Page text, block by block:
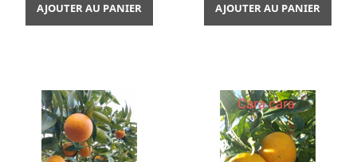
AJOUTER AU PANIER AJOUTER AU PANIER